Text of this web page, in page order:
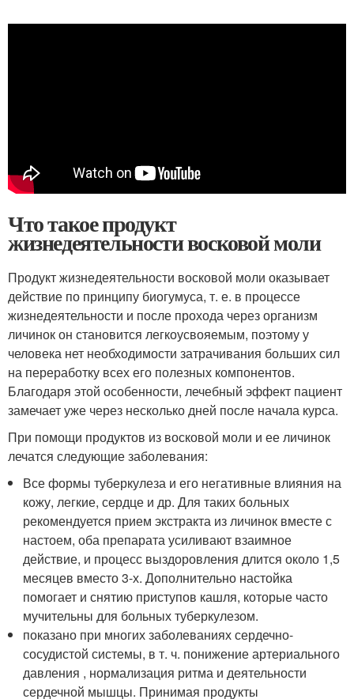
Что такое продукт
жизнедеятельности восковой моли
Продукт жизнедеятельности восковой моли оказывает
действие по принципу биогумуса, т. е. в процессе
жизнедеятельности и после прохода через организм
личинок он становится легкоусвояемым, поэтому у
человека нет необходимости затрачивания больших сил
на переработку всех его полезных компонентов.
Благодаря этой особенности, лечебный эффект пациент
замечает уже через несколько дней после начала курса.
При помощи продуктов из восковой моли и ее личинок
лечатся следующие заболевания:
Все формы туберкулеза и его негативные влияния на
кожу, легкие, сердце и др. Для таких больных
рекомендуется прием экстракта из личинок вместе с
настоем, оба препарата усиливают взаимное
действие, и процесс выздоровления длится около 1,5
месяцев вместо 3-х. Дополнительно настойка
помогает и снятию приступов кашля, которые часто
мучительны для больных туберкулезом.
показано при многих заболеваниях сердечно-
сосудистой системы, в т. ч. понижение артериального
давления , нормализация ритма и деятельности
сердечной мышцы. Принимая продукты